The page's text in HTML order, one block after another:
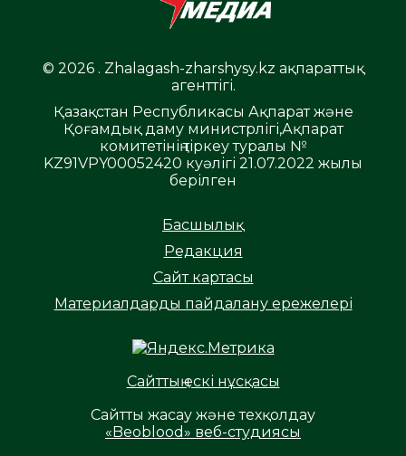
© 2026 . Zhalagash-zharshysy.kz ақпараттық
агенттігі.
Қазақстан Республикасы Ақпарат және
Қоғамдық даму министрлігі,Ақпарат
комитетінің тіркеу туралы №
KZ91VPY00052420 куәлігі 21.07.2022 жылы
берілген
Басшылық
Редакция
Сайт картасы
Материалдарды пайдалану ережелері
Сайттың ескі нұсқасы
Сайтты жасау және техқолдау
«Beoblood» веб-студиясы